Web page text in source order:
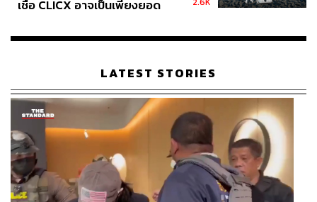
เชื่อ CLICX อาจเป็นเพียงยอด
เรือนไทยที่ถูกซุกไว้
LATEST STORIES